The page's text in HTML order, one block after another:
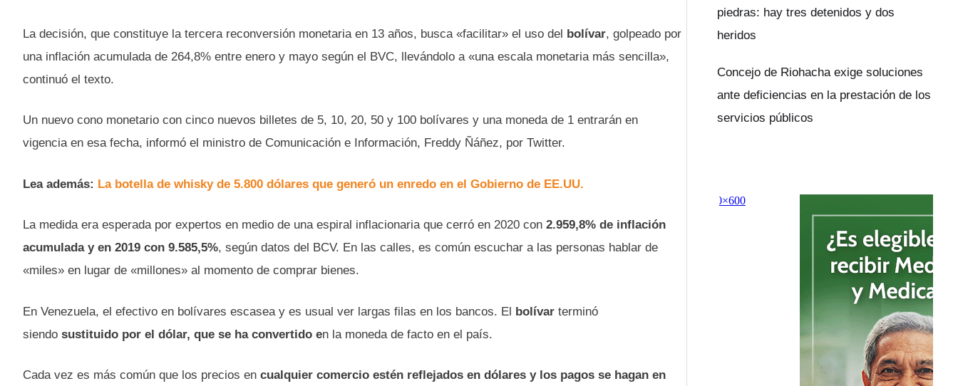
La decisión, que constituye la tercera reconversión monetaria en 13 años, busca «facilitar» el uso del bolívar, golpeado por
una inflación acumulada de 264,8% entre enero y mayo según el BVC, llevándolo a «una escala monetaria más sencilla»,
continuó el texto.
Un nuevo cono monetario con cinco nuevos billetes de 5, 10, 20, 50 y 100 bolívares y una moneda de 1 entrarán en
vigencia en esa fecha, informó el ministro de Comunicación e Información, Freddy Ñáñez, por Twitter.
Lea además: La botella de whisky de 5.800 dólares que generó un enredo en el Gobierno de EE.UU.
La medida era esperada por expertos en medio de una espiral inflacionaria que cerró en 2020 con 2.959,8% de inflación
acumulada y en 2019 con 9.585,5%, según datos del BCV. En las calles, es común escuchar a las personas hablar de
«miles» en lugar de «millones» al momento de comprar bienes.
En Venezuela, el efectivo en bolívares escasea y es usual ver largas filas en los bancos. El bolívar terminó
siendo sustituido por el dólar, que se ha convertido en la moneda de facto en el país.
Cada vez es más común que los precios en cualquier comercio estén reflejados en dólares y los pagos se hagan en
piedras: hay tres detenidos y dos
heridos
Concejo de Riohacha exige soluciones
ante deficiencias en la prestación de los
servicios públicos